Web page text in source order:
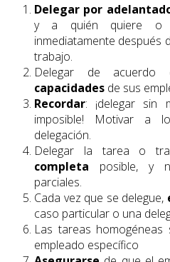
Delegar por
y a quién quiere o
inmediatamente después
trabajo.
Delegar de
capacidades de sus
Recordar: ¡delegar sin
imposible! Motivar a
delegación.
Delegar la tarea o
completa posible, y
parciales.
Cada vez que se delegue,
caso particular o una
Las tareas
empleado específico